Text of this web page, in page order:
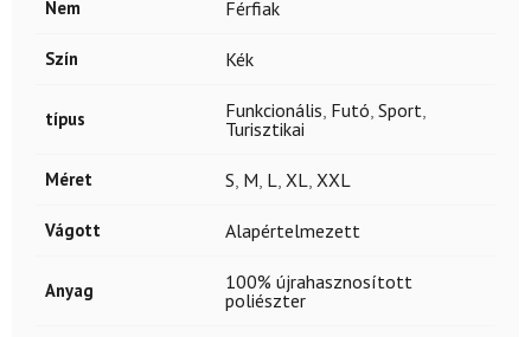
Nem Férfiak
Szín Kék
típus Funkcionális, Futó, Sport,
Turisztikai
Méret S, M, L, XL, XXL
Vágott Alapértelmezett
Anyag
100% újrahasznosított
poliészter